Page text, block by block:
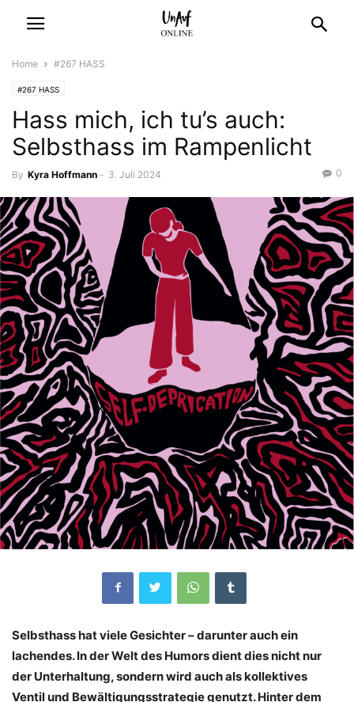
Home #267 HASS
#267 HASS
Hass mich, ich tu’s auch:
Selbsthass im Rampenlicht
By Kyra Hoffmann - 3. Juli 2024 0
Selbsthass hat viele Gesichter – darunter auch ein
lachendes. In der Welt des Humors dient dies nicht nur
der Unterhaltung, sondern wird auch als kollektives
Ventil und Bewältigungsstrategie genutzt. Hinter dem